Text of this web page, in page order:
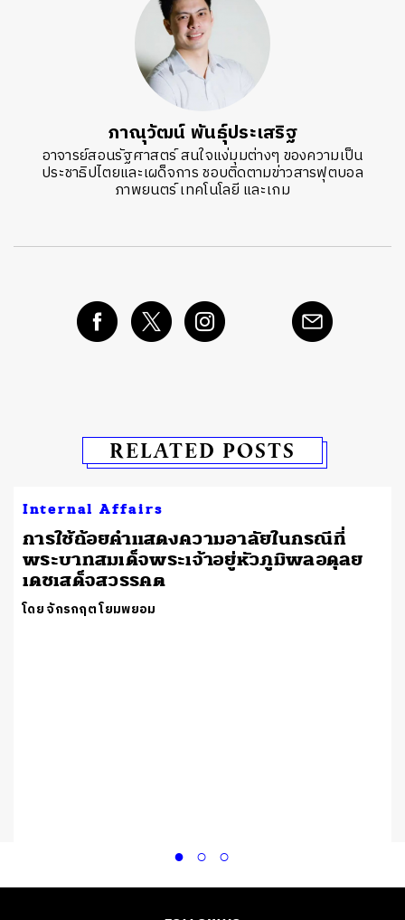
ภาณุวัฒน์ พันธุ์ประเสริฐ
อาจารย์สอนรัฐศาสตร์ สนใจแง่มุมต่างๆ ของความเป็น
ประชาธิปไตยและเผด็จการ ชอบติดตามข่าวสารฟุตบอล
ภาพยนตร์ เทคโนโลยี และเกม
RELATED POSTS
Internal Affairs
การใช้ถ้อยคำแสดงความอาลัยในกรณีที่
พระบาทสมเด็จพระเจ้าอยู่หัวภูมิพลอดุลย
เดชเสด็จสวรรคต
โดย จักรกฤต โยมพยอม